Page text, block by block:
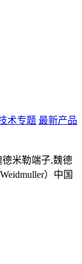
术专题 最新产品
米勒端子,魏德
）中国